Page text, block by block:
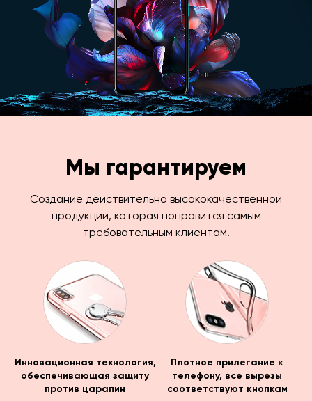
Мы гарантируем
Создание действительно высококачественной
продукции, которая понравится самым
требовательным клиентам.
Инновационная технология,
обеспечивающая защиту
против царапин
Плотное прилегание к
телефону, все вырезы
соответствуют кнопкам